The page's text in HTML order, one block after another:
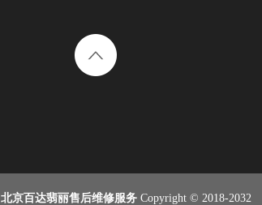
北京百达翡丽售后维修服务Copyright © 2018-2032